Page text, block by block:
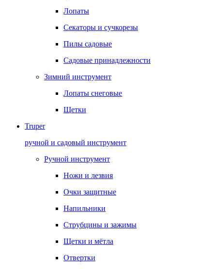
Лопаты
Секаторы и сучкорезы
Пилы садовые
Садовые принадлежности
Зимний инструмент
Лопаты снеговые
Щетки
Truper
ручной и садовый инструмент
Ручной инструмент
Ножи и лезвия
Очки защитные
Напильники
Струбцины и зажимы
Щетки и мётла
Отвертки